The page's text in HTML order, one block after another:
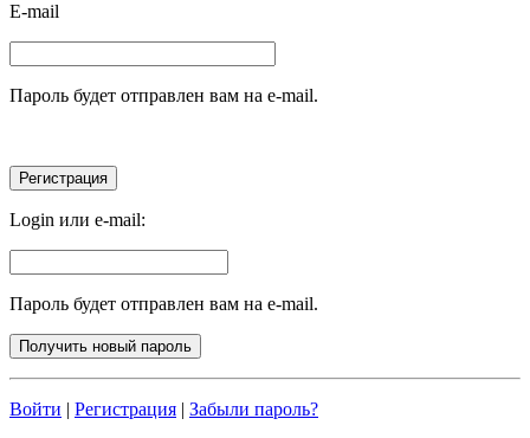
E-mail
Пароль будет отправлен вам на e-mail.
Login или e-mail:
Пароль будет отправлен вам на e-mail.
Войти | Регистрация | Забыли пароль?